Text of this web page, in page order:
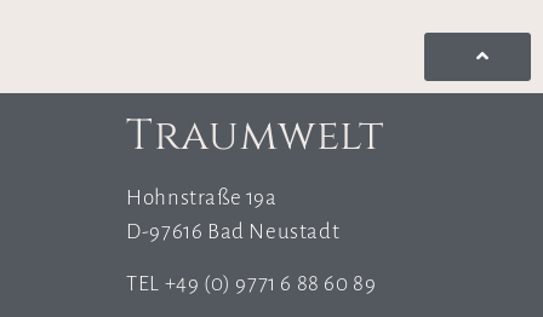
Traumwelt
Hohnstraße 19a
D-97616 Bad Neustadt
TEL +49 (0) 9771 6 88 60 89